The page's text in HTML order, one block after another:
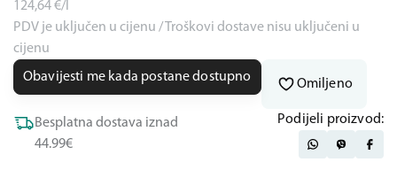
124,64€/l
PDV je uključen u cijenu / Troškovi dostave nisu uključeni u
cijenu
Obavijesti me kada postane dostupno
Omiljeno
Besplatna dostava iznad
44.99€
Podijeli proizvod: